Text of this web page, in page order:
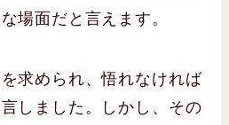
場面だと言えます。
求められ、悟れなければ
しました。しかし、その